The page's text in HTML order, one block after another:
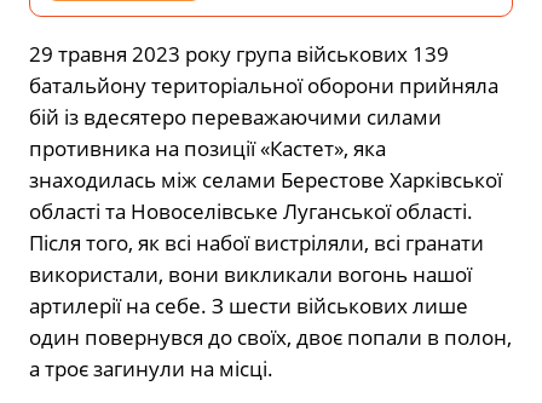
29 травня 2023 року група військових 139
батальйону територіальної оборони прийняла
бій із вдесятеро переважаючими силами
противника на позиції «Кастет», яка
знаходилась між селами Берестове Харківської
області та Новоселівське Луганської області.
Після того, як всі набої вистріляли, всі гранати
використали, вони викликали вогонь нашої
артилерії на себе. З шести військових лише
один повернувся до своїх, двоє попали в полон,
а троє загинули на місці.